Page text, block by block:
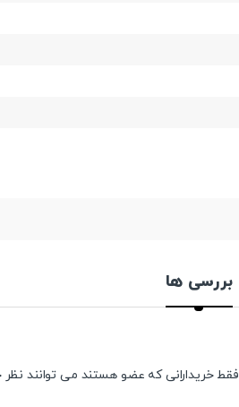
بررسی ها
فقط خریدارانی که عضو هستند می توانند نظر